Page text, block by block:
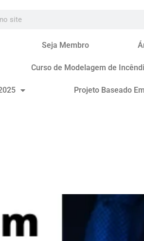
Seja Membro
Curso de Modelagem de
Projeto Baseado